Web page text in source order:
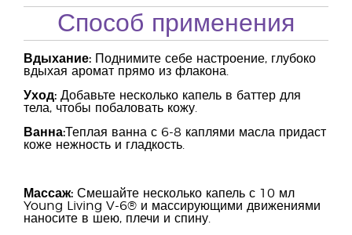
Способ применения
Вдыхание: Поднимите себе настроение, глубоко
вдыхая аромат прямо из флакона.
Уход: Добавьте несколько капель в баттер для
тела, чтобы побаловать кожу.
Ванна:Теплая ванна с 6-8 каплями масла придаст
коже нежность и гладкость.
Массаж: Смешайте несколько капель с 10 мл
Young Living V-6® и массирующими движениями
наносите в шею, плечи и спину.